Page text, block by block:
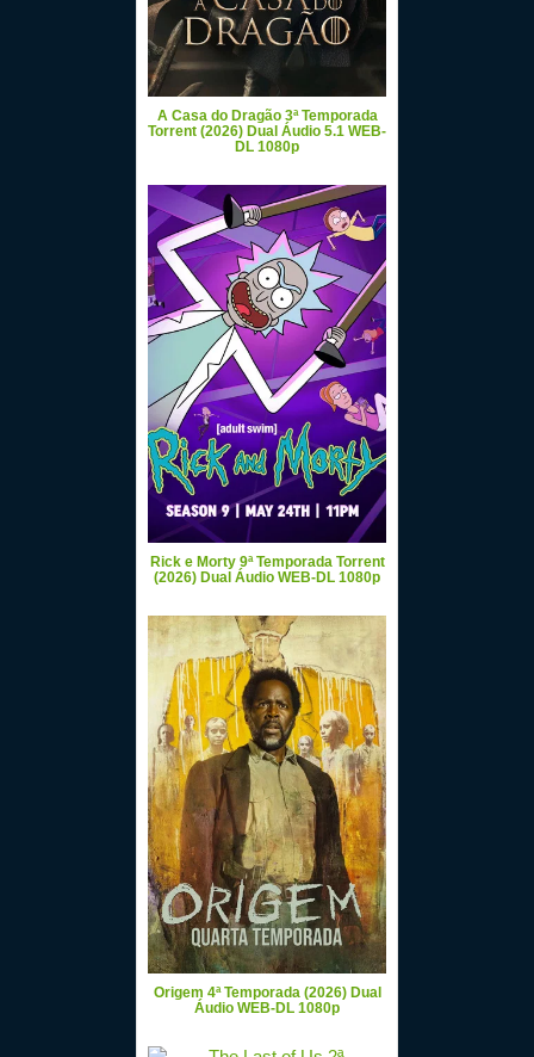
A Casa do Dragão 3ª Temporada
Torrent (2026) Dual Áudio 5.1 WEB-
DL 1080p
Rick e Morty 9ª Temporada Torrent
(2026) Dual Áudio WEB-DL 1080p
Origem 4ª Temporada (2026) Dual
Áudio WEB-DL 1080p